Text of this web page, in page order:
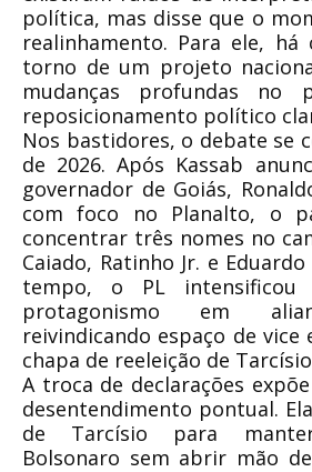
política, mas disse que o
realinhamento. Para ele, há
torno de um projeto
mudanças profundas
reposicionamento político
Nos bastidores, o debate se
de 2026. Após Kassab
governador de Goiás,
com foco no Planalto, o
concentrar três nomes no
Caiado, Ratinho Jr. e
tempo, o PL
protagonismo em
reivindicando espaço de vice
chapa de reeleição de
A troca de declarações
desentendimento pontual.
de Tarcísio para
Bolsonaro sem abrir mão